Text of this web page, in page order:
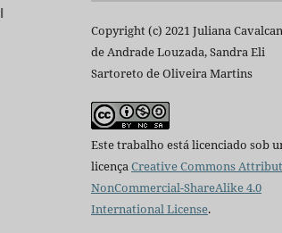
Copyright (c) 2021 Juliana
de Andrade Louzada, Sandra Eli
Sartoreto de Oliveira Martins
Este trabalho está licenciado sob
licençaCreative Commons
NonCommercial-ShareAlike 4.0
International License.